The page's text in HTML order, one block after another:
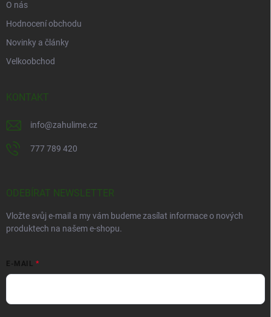
O nás
Hodnocení obchodu
Novinky a články
Velkoobchod
KONTAKT
info@zahulime.cz
777 789 420
ODEBÍRAT NEWSLETTER
Vložte svůj e-mail a my vám budeme zasílat informace o nových
produktech na našem e-shopu.
E-MAIL